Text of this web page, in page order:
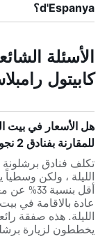
d'Espanya؟
الأسئلة
كابيتول
هل الأسعار في بيت
للمقارنة بفنادق 2 نجوم في برشلونة؟
الليلة ، ولكن
أقل
يخططون لزيارة